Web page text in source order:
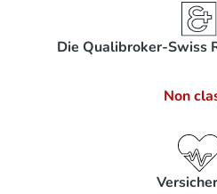
Die Qualibroker-Swiss
Non